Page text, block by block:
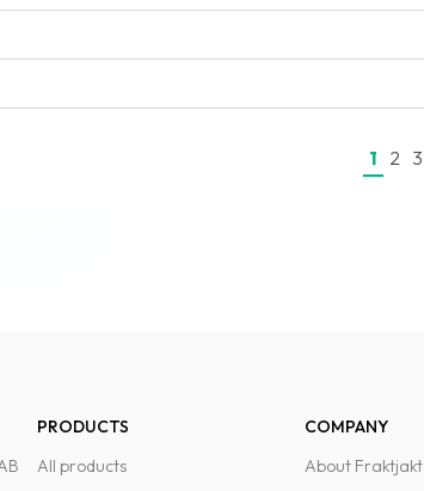
1 2 3
PRODUCTS
All products
COMPANY
About Fraktjakt